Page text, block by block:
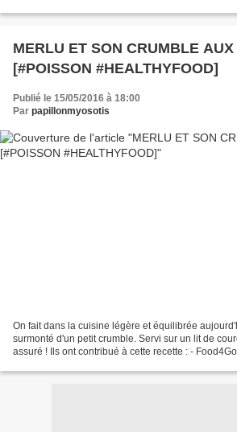
MERLU ET SON CRUMBLE AUX
[#POISSON #HEALTHYFOOD]
Publié le 15/05/2016 à 18:00
Par papillonmyosotis
On fait dans la cuisine légère et équilibrée
surmonté d'un petit crumble. Servi sur un lit de
assuré ! Ils ont contribué à cette recette : -